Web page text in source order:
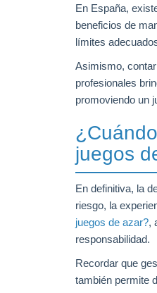
En España,
beneficios de
límites
Asimismo,
profesionales
promoviendo un
juegos
En definitiva, la
riesgo, la
juegos de azar?,
responsabilidad.
Recordar que
también permite